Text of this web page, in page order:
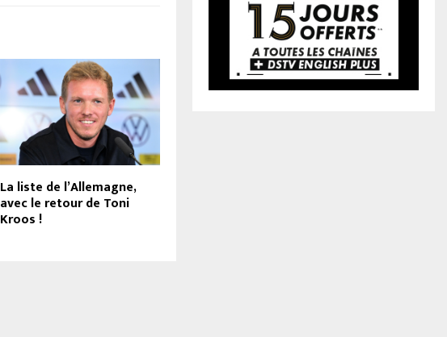
La liste de l’Allemagne,
avec le retour de Toni
Kroos !